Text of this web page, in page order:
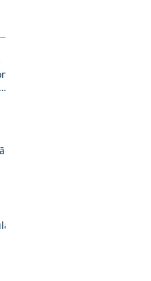
-